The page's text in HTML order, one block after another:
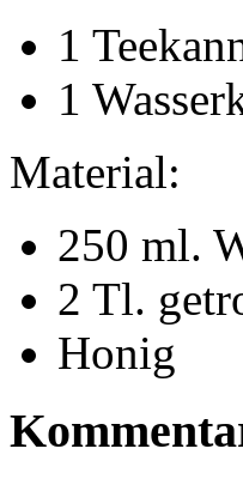
1
1
Material:
250 ml.
2 Tl.
Honig